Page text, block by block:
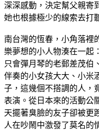
深深感動，決定幫父親寄
她也根據極少的線索去
南台灣的恆春，小角落裡
樂夢想的小人物湊在一起
只會彈月琴的老郵差茂伯
伴奏的小女孩大大、小米
子，這幾個不搭調的人，
表演。從日本來的活動公
天擺著臭臉的友子卻被更
人在吵鬧中激發了莫名的